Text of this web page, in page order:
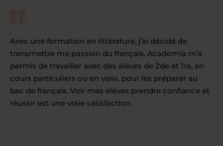
Avec une formation en littérature, j’ai décidé de
transmettre ma passion du français. Acadomia m’a
permis de travailler avec des élèves de 2de et 1re, en
cours particuliers ou en visio, pour les préparer au
bac de français. Voir mes élèves prendre confiance et
réussir est une vraie satisfaction.